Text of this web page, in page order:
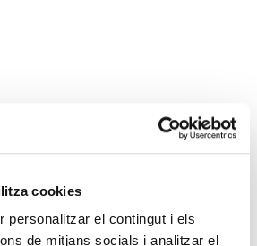
cookies
personalitzar el contingut i els
de mitjans socials i analitzar el